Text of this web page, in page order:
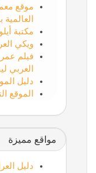
موقع
العالمية
مكتبة
ويكي
فيلم
العربي
دليل
الموقع
مواقع مميزة
دليل